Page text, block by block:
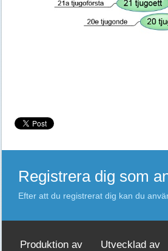
Registrera dig som
Efter att du registrerat dig kan du
Produktion av Utvecklad av